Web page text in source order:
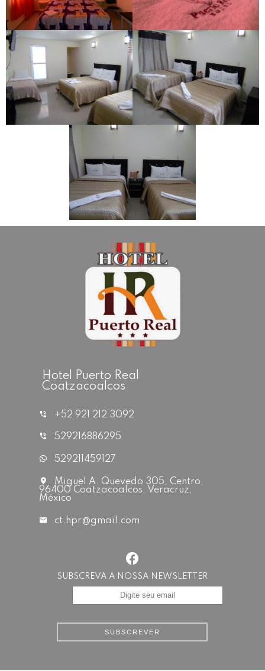
Hotel Puerto Real
Coatzacoalcos
+52 921 212 3092
529216886295
529211459127
Miguel A. Quevedo 305, Centro,
96400 Coatzacoalcos, Veracruz,
México
ct.hpr@gmail.com
SUBSCREVA A NOSSA NEWSLETTER
SUBSCREVER